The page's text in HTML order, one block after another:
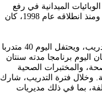
الميدانية في رفع
مستوى الممارسات الصحية العامة في الأردن، حيث أُشير إلى أن البرنامج، ومنذ انطلاقه عام 1998، كان
حتى اليوم، بلغ عدد خريجي البرنامج 129 مختصا، فيما لا يزال 18 يتلقون التدريب، ويحتفل اليوم 40 متدربا
اليوم برنامجا مدته سنتان
والمختبرات الصحية
وخلال فترة التدريب، شارك
بما في ذلك مديريات